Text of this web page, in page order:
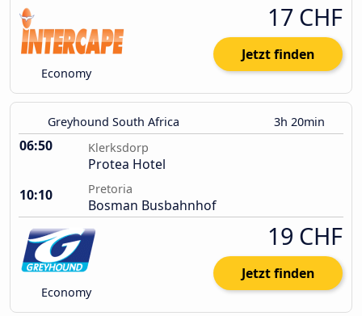
Economy
17 CHF
Jetzt finden
Greyhound South Africa 3h 20min
06:50 Klerksdorp
Protea Hotel
10:10
Pretoria
Bosman Busbahnhof
Economy
19 CHF
Jetzt finden